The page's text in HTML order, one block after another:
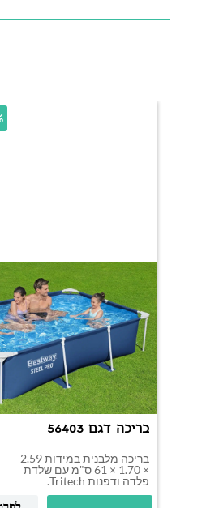
בריכה דגם 56403
בריכה מלבנית במידות 2.59
× 1.70 × 61 ס"מ עם שלדת
פלדה ודפנות Tritech.